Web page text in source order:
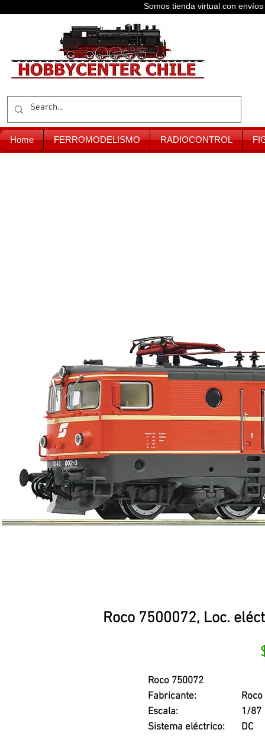
Somos tienda virtual con
Home FERROMODELISMO RADIOCONTROL
Roco 7500072, Loc.
Roco 750072
Fabricante:
Roco
Escala:
1/87
Sistema eléctrico:
DC